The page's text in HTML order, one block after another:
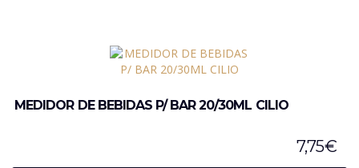
MEDIDOR DE BEBIDAS P/ BAR 20/30ML CILIO
7,75€